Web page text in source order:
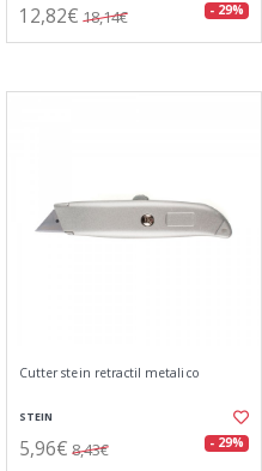
12,82€ 18,14€ - 29%
Cutter stein retractil metalico
STEIN
5,96€ 8,43€ - 29%